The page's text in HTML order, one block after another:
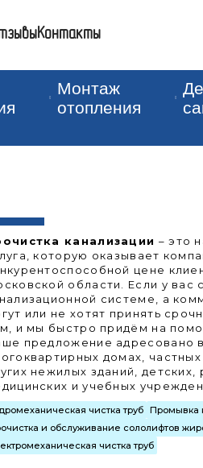
Контакты
Монтаж
отопления
канализации – это
которую оказывает
цене
области. Если у вас
системе, а
или не хотят принять
и мы быстро придём на
предложение адресовано
домах,
нежилых зданий, детских,
и учебных
чистка труб Промывка
и обслуживание сололифтов
чистка труб